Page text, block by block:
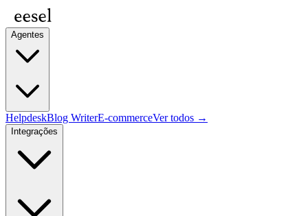
Agentes
HelpdeskBlog WriterE-commerceVer todos →
Integrações